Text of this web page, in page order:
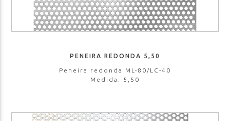
PENEIRA REDONDA 5,50
Peneira redonda ML-80/LC-40
Medida: 5,50